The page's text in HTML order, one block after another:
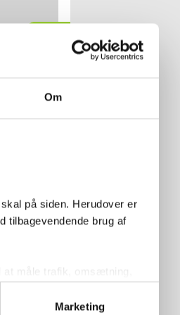
Om
på siden. Herudover er
tilbagevendende brug af
Marketing
badekar
180 x 80 - 2
Carronite